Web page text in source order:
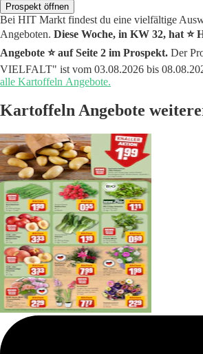
Prospekt öffnen
Bei HIT Markt findest du eine vielfältige
Angeboten. Diese Woche, in KW 32, hat
Angebote ⭐️ auf Seite 2 im Prospekt. Der
VIELFALT" ist vom 03.08.2026 bis
alle Kartoffeln Angebote.
Kartoffeln Angebote